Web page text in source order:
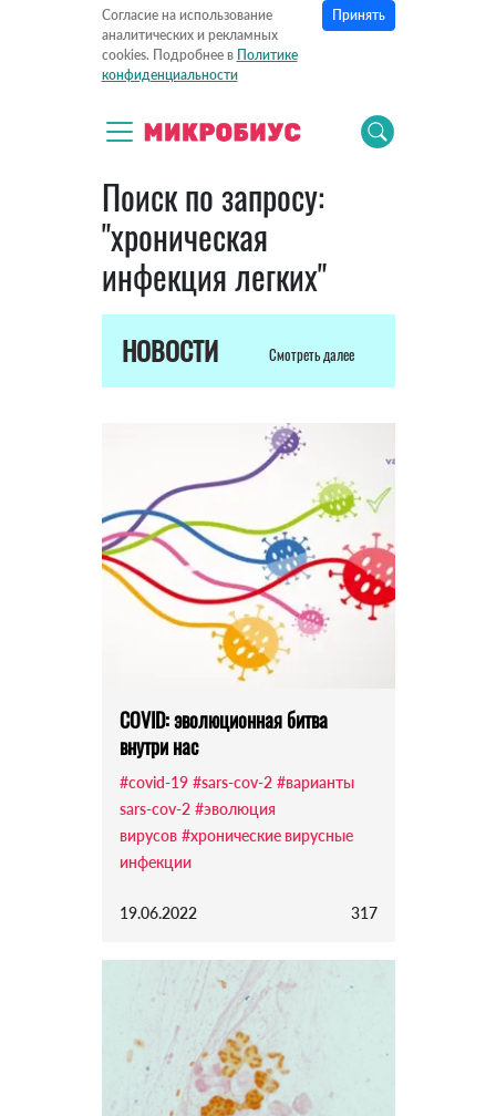
Согласие на использование
аналитических и рекламных
cookies. Подробнее в Политике
конфиденциальности
Принять
Поиск по запросу:
"хроническая
инфекция легких"
НОВОСТИ Смотреть далее
COVID: эволюционная битва
внутри нас
#covid-19 #sars-cov-2 #варианты
sars-cov-2 #эволюция
вирусов #хронические вирусные
инфекции
19.06.2022 317